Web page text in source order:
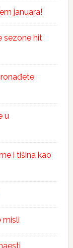
januara!
sezone hit
u
i tišina kao
misli